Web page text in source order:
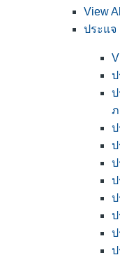
View
ประแจ
ป
ป
ป
ป
ป